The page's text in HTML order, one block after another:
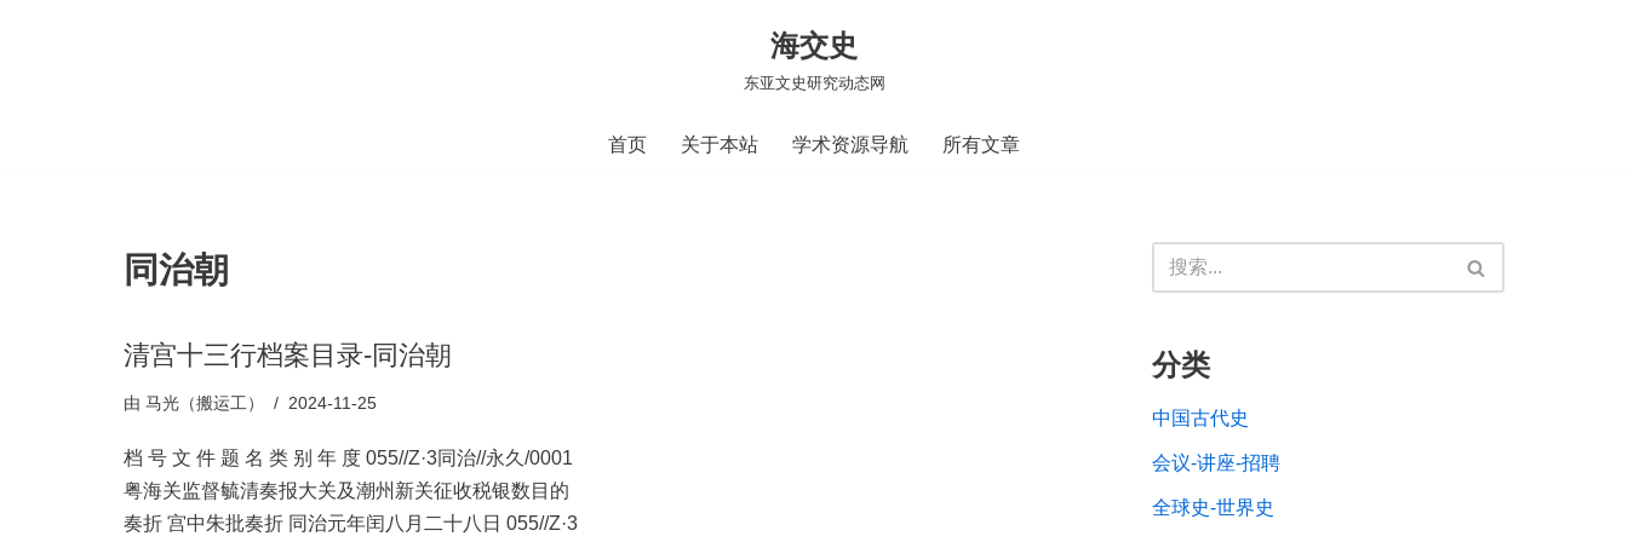
海交史
东亚文史研究动态网
首页 关于本站 学术资源导航 所有文章
同治朝
清宫十三行档案目录-同治朝
由 马光（搬运工） 2024-11-25
档 号 文 件 题 名 类 别 年 度 055//Z·3同治//永久/0001
粤海关监督毓清奏报大关及潮州新关征收税银数目的
奏折 宫中朱批奏折 同治元年闰八月二十八日 055//Z·3
分类
中国古代史
会议-讲座-招聘
全球史-世界史